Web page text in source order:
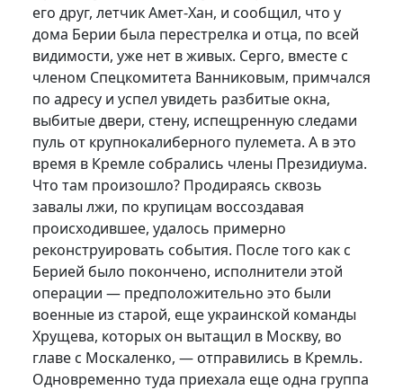
его друг, летчик Амет-Хан, и сообщил, что у
дома Берии была перестрелка и отца, по всей
видимости, уже нет в живых. Серго, вместе с
членом Спецкомитета Ванниковым, примчался
по адресу и успел увидеть разбитые окна,
выбитые двери, стену, испещренную следами
пуль от крупнокалиберного пулемета. А в это
время в Кремле собрались члены Президиума.
Что там произошло? Продираясь сквозь
завалы лжи, по крупицам воссоздавая
происходившее, удалось примерно
реконструировать события. После того как с
Берией было покончено, исполнители этой
операции — предположительно это были
военные из старой, еще украинской команды
Хрущева, которых он вытащил в Москву, во
главе с Москаленко, — отправились в Кремль.
Одновременно туда приехала еще одна группа